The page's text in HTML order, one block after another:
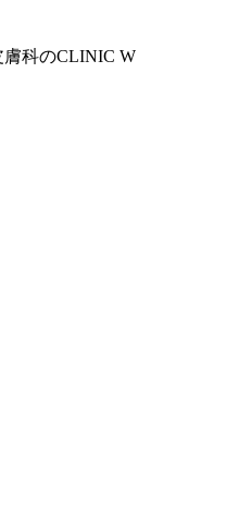
科のCLINIC W